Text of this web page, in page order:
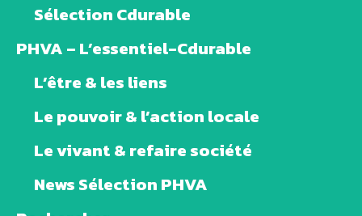
Sélection Cdurable
PHVA – L’essentiel-Cdurable
L’être & les liens
Le pouvoir & l’action locale
Le vivant & refaire société
News Sélection PHVA